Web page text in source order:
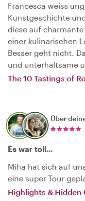
Francesca weiss
Kunstgeschichte
diese auf
einer kulinarischen
Besser geht nicht.
und unterhaltsame
The 10 Tastings of
Über
Es war toll…
Miha hat sich auf
eine super Tour
Highlights & Hidden